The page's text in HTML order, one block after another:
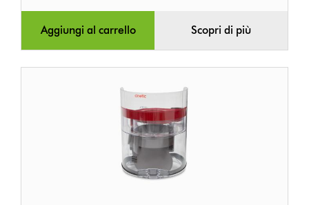
Aggiungi al carrello Scopri di più